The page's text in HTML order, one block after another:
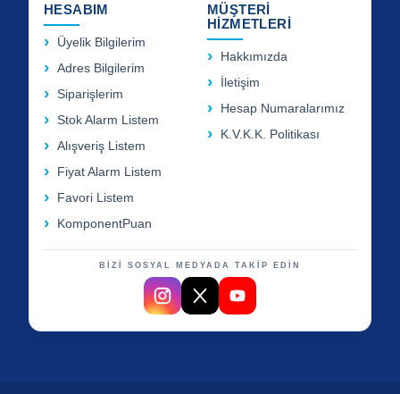
HESABIM
Üyelik Bilgilerim
Adres Bilgilerim
Siparişlerim
Stok Alarm Listem
Alışveriş Listem
Fiyat Alarm Listem
Favori Listem
KomponentPuan
MÜŞTERİ
HİZMETLERİ
Hakkımızda
İletişim
Hesap Numaralarımız
K.V.K.K. Politikası
BİZİ SOSYAL MEDYADA TAKİP EDİN